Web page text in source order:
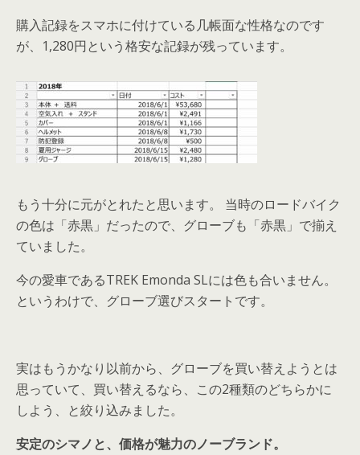
購入記録をスマホに付けている几帳面な性格なのです
が、1,280円という格安な記録が残っています。
もう十分に元がとれたと思います。 当時のロードバイク
の色は「赤黒」だったので、グローブも「赤黒」で揃え
ていました。
今の愛車であるTREK Emonda SLには色も合いません。
というわけで、グローブ選びスタートです。
実はもうかなり以前から、グローブを買い替えようとは
思っていて、買い替えるなら、この2種類のどちらかに
しよう、と絞り込みました。
安定のシマノと、価格が魅力のノーブランド。